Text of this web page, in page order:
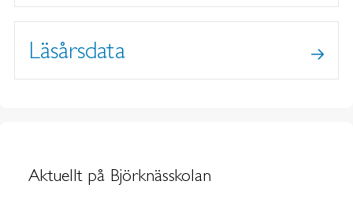
Läsårsdata
Aktuellt på Björknässkolan